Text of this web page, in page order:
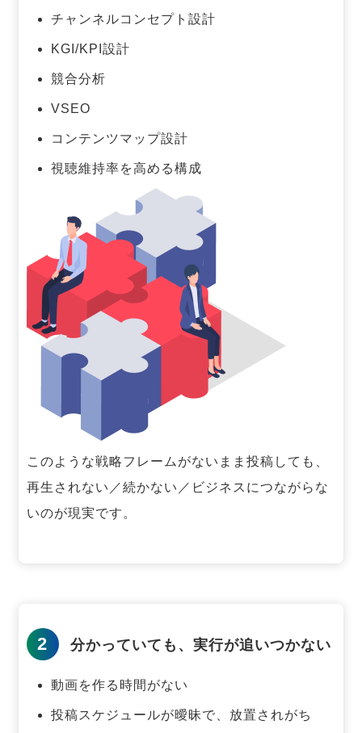
チャンネルコンセプト設計
KGI/KPI設計
競合分析
VSEO
コンテンツマップ設計
視聴維持率を高める構成
このような戦略フレームがないまま投稿しても、
再生されない／続かない／ビジネスにつながらな
いのが現実です。
2 分かっていても、実行が追いつかない
動画を作る時間がない
投稿スケジュールが曖昧で、放置されがち